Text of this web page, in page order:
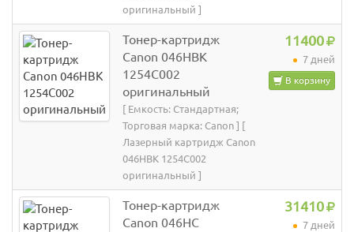
оригинальный ]
Тонер-картридж
Canon 046HBK
1254C002
оригинальный
[ Емкость: Стандартная;
Торговая марка: Canon ] [
Лазерный картридж Canon
046HBK 1254C002
оригинальный ]
11400
7 дней
В корзину
Тонер-картридж
Canon 046HC
31410
7 дней